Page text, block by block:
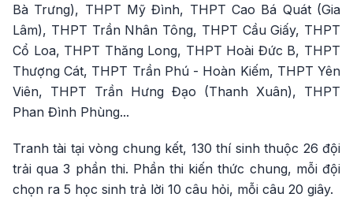
Bà Trưng), THPT Mỹ Đình, THPT Cao Bá Quát (Gia
Lâm), THPT Trần Nhân Tông, THPT Cầu Giấy, THPT
Cổ Loa, THPT Thăng Long, THPT Hoài Đức B, THPT
Thượng Cát, THPT Trần Phú - Hoàn Kiếm, THPT Yên
Viên, THPT Trần Hưng Đạo (Thanh Xuân), THPT
Phan Đình Phùng...
Tranh tài tại vòng chung kết, 130 thí sinh thuộc 26 đội
trải qua 3 phần thi. Phần thi kiến thức chung, mỗi đội
chọn ra 5 học sinh trả lời 10 câu hỏi, mỗi câu 20 giây.